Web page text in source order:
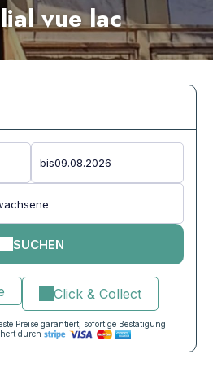
vue lac
bis
SUCHEN
Click & Collect
Preise garantiert, sofortige Bestätigung
durch